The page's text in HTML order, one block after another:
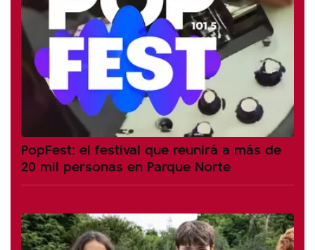
PopFest: el festival que reunirá a más de
20 mil personas en Parque Norte